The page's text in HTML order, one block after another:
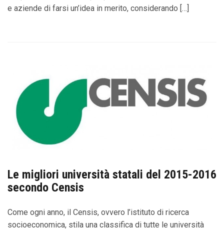
e aziende di farsi un’idea in merito, considerando […]
Le migliori università statali del 2015-2016
secondo Censis
Come ogni anno, il Censis, ovvero l’istituto di ricerca
socioeconomica, stila una classifica di tutte le università